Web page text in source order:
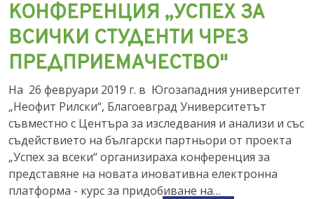
КОНФЕРЕНЦИЯ „УСПЕХ ЗА
ВСИЧКИ СТУДЕНТИ ЧРЕЗ
ПРЕДПРИЕМАЧЕСТВО"
На 26 февруари 2019 г. в Югозападния университет
„Неофит Рилски“, Благоевград Университетът
съвместно с Центъра за изследвания и анализи и със
съдействието на български партньори от проекта
„Успех за всеки“ организираха конференция за
представяне на новата иновативна електронна
платформа - курс за придобиване на…